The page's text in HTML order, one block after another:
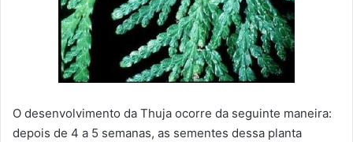
O desenvolvimento da Thuja ocorre da seguinte maneira:
depois de 4 a 5 semanas, as sementes dessa planta